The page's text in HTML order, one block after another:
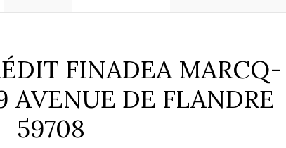
FINADEA MARCQ-
AVENUE DE FLANDRE
59708